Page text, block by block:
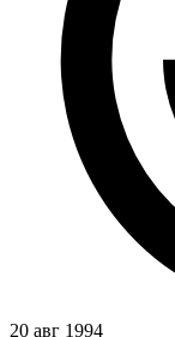
20 авг 1994